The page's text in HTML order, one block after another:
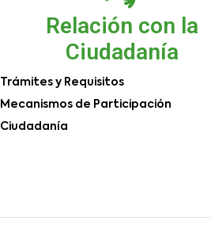
Relación con la
Ciudadanía
Trámites y Requisitos
Mecanismos de Participación
Ciudadanía